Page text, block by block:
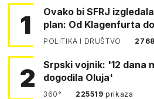
1
Ovako bi SFRJ
plan: Od Klagenfurta
POLITIKA I DRUŠTVO
2
Srpski vojnik: '12 dana
dogodila Oluja'
360° 225519prikaza